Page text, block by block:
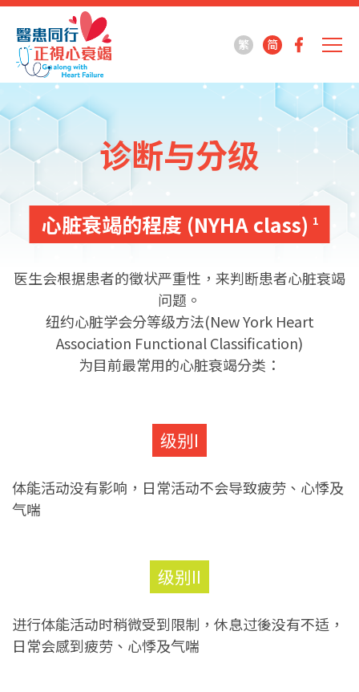
繁 简
诊断与分级
心脏衰竭的程度 (NYHA class) 1
医生会根据患者的徵状严重性，来判断患者心脏衰竭
问题。
纽约心脏学会分等级方法(New York Heart
Association Functional Classification)
为目前最常用的心脏衰竭分类：
级别I
体能活动没有影响，日常活动不会导致疲劳、心悸及
气喘
级别II
进行体能活动时稍微受到限制，休息过後没有不适，
日常会感到疲劳、心悸及气喘